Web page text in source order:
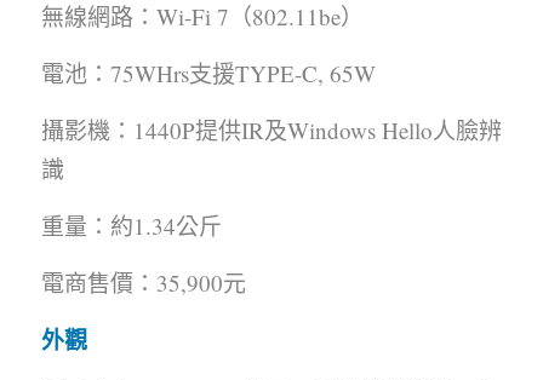
無線網路：Wi-Fi 7（802.11be）
電池：75WHrs支援TYPE-C, 65W
攝影機：1440P提供IR及Windows Hello人臉辨
識
重量：約1.34公斤
電商售價：35,900元
外觀